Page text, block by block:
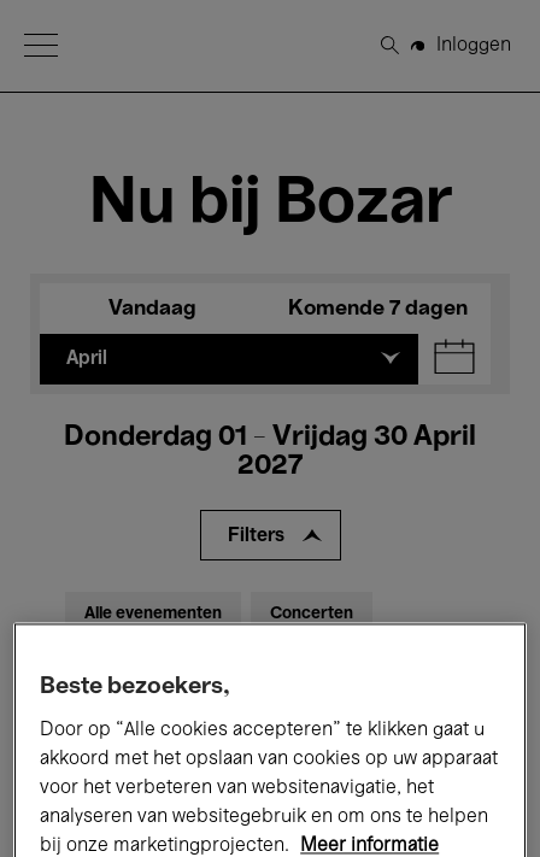
Open Menu
Zoeken
Inloggen
Nu bij Bozar
Vandaag Komende 7 dagen
April
Donderdag 01 - Vrijdag 30 April
2027
Filters
Alle evenementen Concerten
Performances Lezingen & Debatten
Jazz Klassieke Muziek Global Music
Elektronische Muziek
Beste bezoekers,
Door op “Alle cookies accepteren” te klikken gaat u
akkoord met het opslaan van cookies op uw apparaat
voor het verbeteren van websitenavigatie, het
analyseren van websitegebruik en om ons te helpen
bij onze marketingprojecten.
Meer informatie